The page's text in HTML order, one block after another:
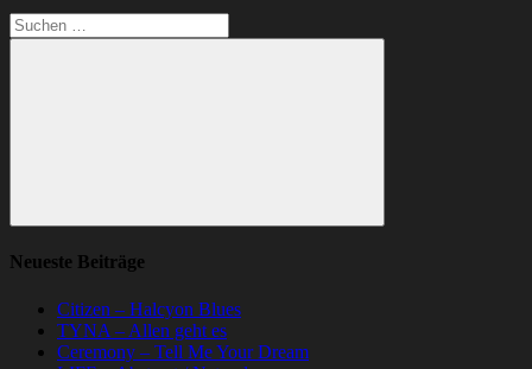
Suchen
nach:
Suchen
Neueste Beiträge
Citizen – Halcyon Blues
TYNA – Allen geht es
Ceremony – Tell Me Your Dream